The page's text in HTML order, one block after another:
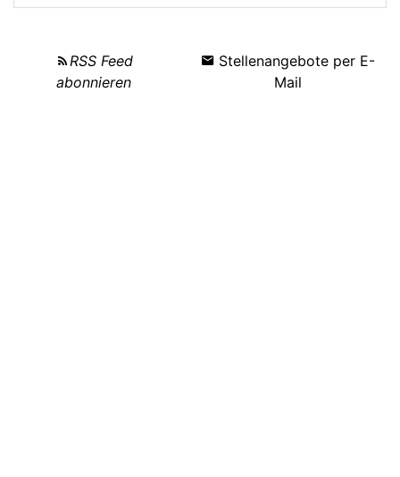
RSS Feed
abonnieren
Stellenangebote per E-
Mail